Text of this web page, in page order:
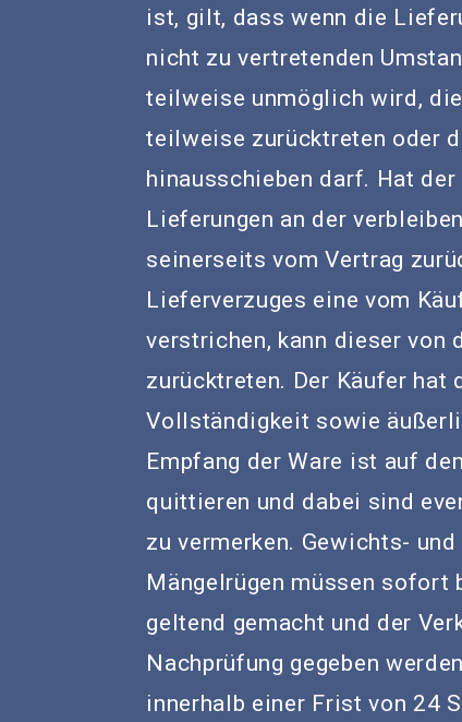
ist, gilt, dass wenn die
nicht zu vertretenden
teilweise unmöglich wird,
teilweise zurücktreten oder
hinausschieben darf. Hat
Lieferungen an der
seinerseits vom Vertrag
Lieferverzuges eine vom
verstrichen, kann dieser von
zurücktreten. Der Käufer
Vollständigkeit sowie
Empfang der Ware ist auf
quittieren und dabei sind
zu vermerken. Gewichts-
Mängelrügen müssen sofort
geltend gemacht und der
Nachprüfung gegeben
innerhalb einer Frist von 24